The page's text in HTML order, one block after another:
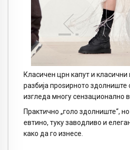
Класичен црн капут и
разбија проѕирното здолниште
изгледа многу сензационално
Практично „голо здолниште“,
евтино, туку заводливо и
како да го изнесе.